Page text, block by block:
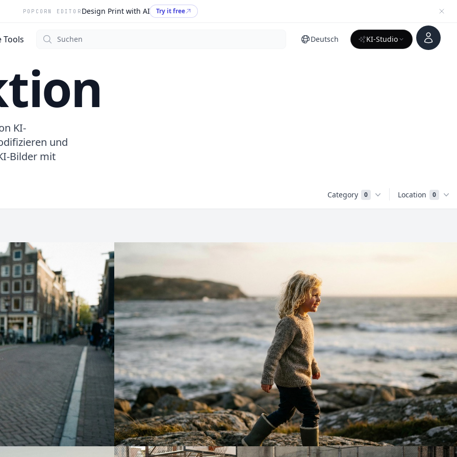
POPCORN EDITOR Design Print with AI Try it free
Tools Suchen Deutsch KI-Studio
Konto
KI-
und
Bilder mit
Category 0 Location 0